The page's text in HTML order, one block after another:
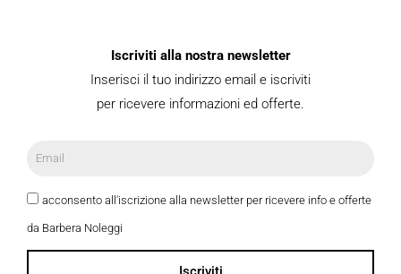
Iscriviti alla nostra newsletter
Inserisci il tuo indirizzo email e iscriviti
per ricevere informazioni ed offerte.
acconsento all'iscrizione alla newsletter per ricevere info e offerte
da Barbera Noleggi